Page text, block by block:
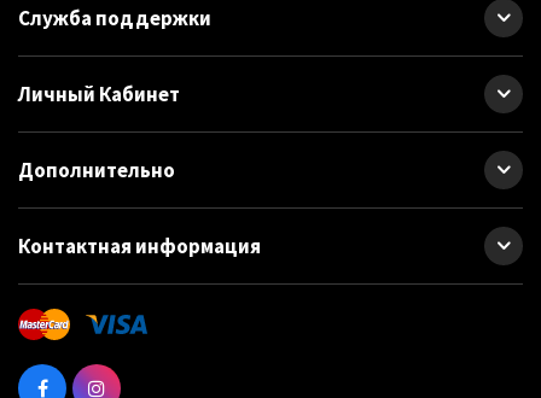
Служба поддержки
Личный Кабинет
Дополнительно
Контактная информация